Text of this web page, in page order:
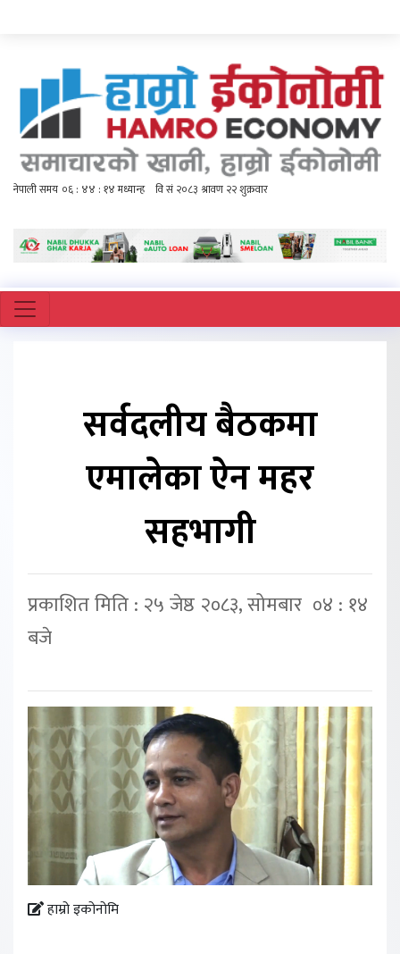
सर्वदलीय बैठकमा
एमालेका ऐन महर
सहभागी
प्रकाशित मिति : २५ जेष्ठ २०८३, सोमबार ०४ : १४
बजे
हाम्रो इकोनोमि